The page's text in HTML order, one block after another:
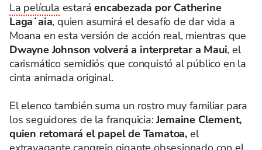
La película estará encabezada por Catherine
Lagaʻaia, quien asumirá el desafío de dar vida a
Moana en esta versión de acción real, mientras que
Dwayne Johnson volverá a interpretar a Maui, el
carismático semidiós que conquistó al público en la
cinta animada original.
El elenco también suma un rostro muy familiar para
los seguidores de la franquicia:Jemaine Clement,
quien retomará el papel de Tamatoa, el